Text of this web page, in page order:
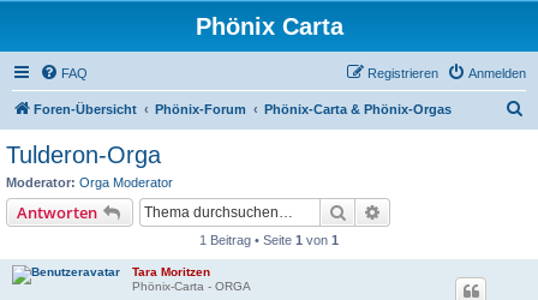
Phönix Carta
FAQ Anmelden
Registrieren
Foren-Übersicht Phönix-Forum Phönix-Carta & Phönix-Orgas
Tulderon-Orga
Moderator: Orga Moderator
Antworten Suche
1 Beitrag • Seite 1 von 1
Tara Moritzen
Phönix-Carta - ORGA